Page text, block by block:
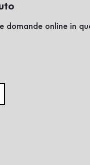
domande online in